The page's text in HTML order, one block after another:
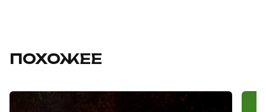
ПОХОЖЕЕ